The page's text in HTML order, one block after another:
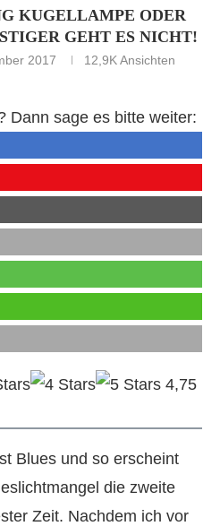
KUGELLAMPE ODER
GEHT ES NICHT!
2017 12,9KAnsichten
Dann sage es bitte weiter:
4,75
Blues und so erscheint
die zweite
Zeit. Nachdem ich vor